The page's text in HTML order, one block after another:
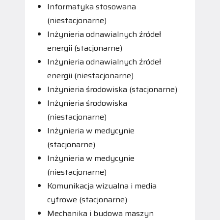
Informatyka stosowana
(niestacjonarne)
Inżynieria odnawialnych źródeł
energii (stacjonarne)
Inżynieria odnawialnych źródeł
energii (niestacjonarne)
Inżynieria środowiska (stacjonarne)
Inżynieria środowiska
(niestacjonarne)
Inżynieria w medycynie
(stacjonarne)
Inżynieria w medycynie
(niestacjonarne)
Komunikacja wizualna i media
cyfrowe (stacjonarne)
Mechanika i budowa maszyn